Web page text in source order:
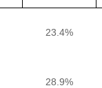
23.4%
28.9%